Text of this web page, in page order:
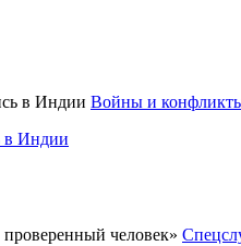
Войны и
в Индии